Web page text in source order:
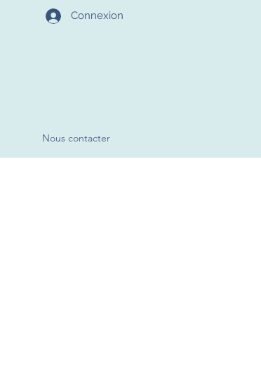
Connexion
Nous contacter